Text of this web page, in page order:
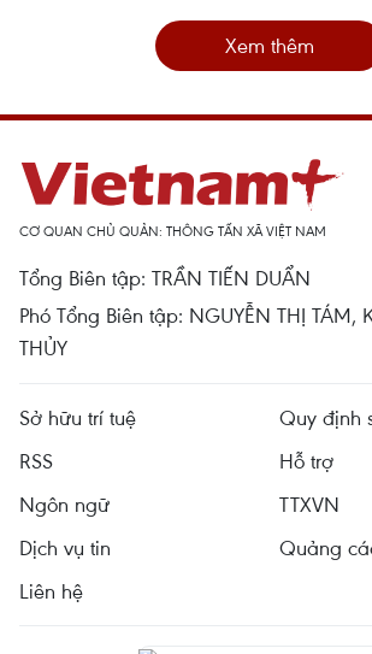
Xem thêm
CƠ QUAN CHỦ QUẢN: THÔNG TẤN XÃ VIỆT NAM
Tổng Biên tập: TRẦN TIẾN DUẨN
Phó Tổng Biên tập: NGUYỄN THỊ TÁM,
THỦY
Sở hữu trí tuệ
Quy định
RSS
Hỗ trợ
Ngôn ngữ
TTXVN
Dịch vụ tin
Quảng
Liên hệ